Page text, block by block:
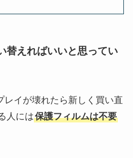
替えればいいと思ってい
レイが壊れたら新しく買い直
人には保護フィルムは不要